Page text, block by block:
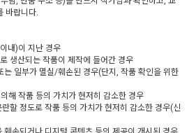
바랍니다.
내)이 지난 경우
생산되는 작품이 제작에 들어간 경우
는 일부가 멸실/훼손된 경우(단지, 작품 확인을 위한
해 작품 등의 가치가 현저히 감소한 경우
할 정도로 작품 등의 가치가 현저히 감소한 경우(신